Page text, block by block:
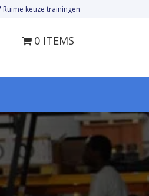
Ruime keuze trainingen
0 ITEMS